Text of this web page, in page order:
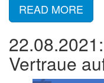
READ MORE
Vertraue